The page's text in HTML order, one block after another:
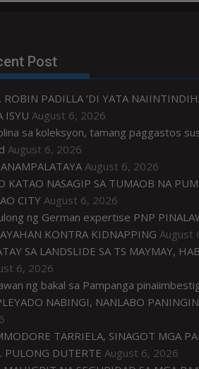
Post
ROBIN PADILLA ‘DI YATA
ISYU August 6, 2026
sa koleksyon, tamang paggastos
August 6, 2026
August 6, 2026
KATAO NASAGIP SA TUMAOB NA
CITY August 6, 2026
ng German expertise PNP
KONTRA KIDNAPPING August
SA LANDSLIDE SA TS MAYMAY,
6, 2026
ng bakal sa Pampanga
NABINGI, NANLABO PANINGIN
TARRIELA, SINAGOT MGA
PULONG DUTERTE August 6, 2026